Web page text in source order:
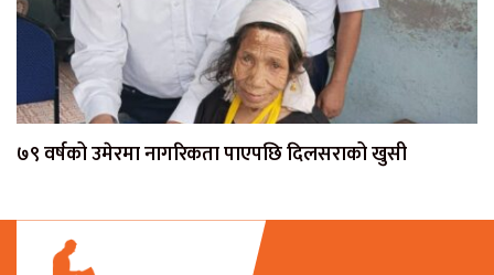
७९ वर्षको उमेरमा नागरिकता पाएपछि दिलसराको खुसी